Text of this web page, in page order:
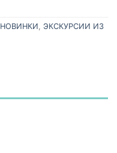
НОВИНКИ ЭКСКУРСИИ ИЗ